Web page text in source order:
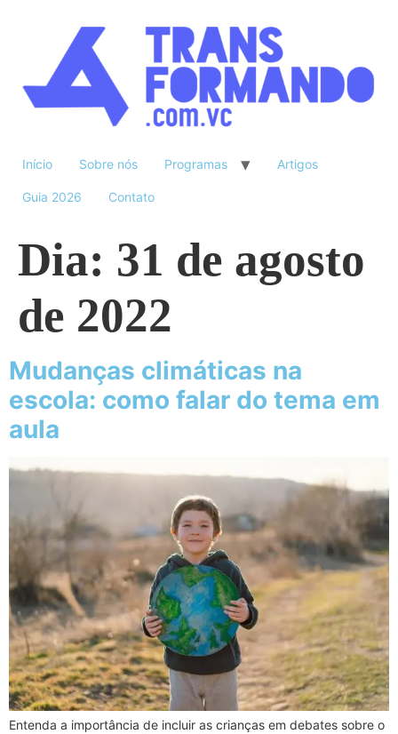
Início Sobre nós Programas Artigos
Guia 2026 Contato
Dia: 31 de agosto
de 2022
Mudanças climáticas na
escola: como falar do tema em
aula
Entenda a importância de incluir as crianças em debates sobre o